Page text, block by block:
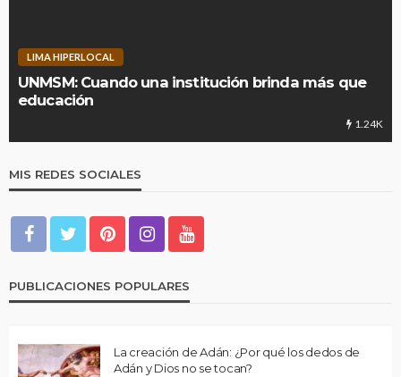
LIMA HIPERLOCAL
UNMSM: Cuando una institución brinda más que
educación
1.24K
MIS REDES SOCIALES
PUBLICACIONES POPULARES
La creación de Adán: ¿Por qué los dedos de
Adán y Dios no se tocan?